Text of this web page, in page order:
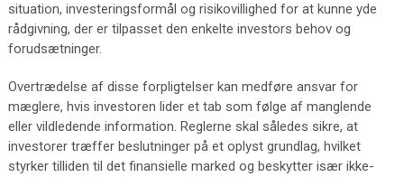
situation, investeringsformål og risikovillighed for at kunne yde
rådgivning, der er tilpasset den enkelte investors behov og
forudsætninger.
Overtrædelse af disse forpligtelser kan medføre ansvar for
mæglere, hvis investoren lider et tab som følge af manglende
eller vildledende information. Reglerne skal således sikre, at
investorer træffer beslutninger på et oplyst grundlag, hvilket
styrker tilliden til det finansielle marked og beskytter især ikke-